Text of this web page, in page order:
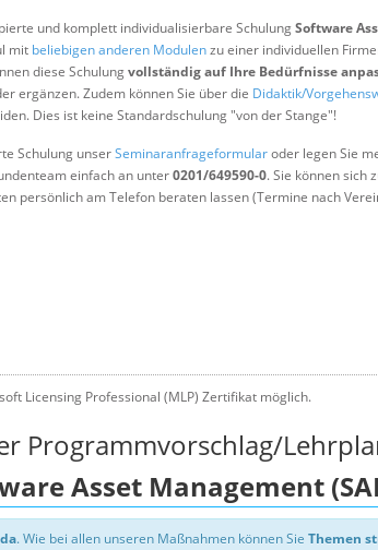
und komplett individualisierbare SchulungSoftware
mit beliebigen anderen Modulenzu einer individuellen
diese Schulungvollständig auf Ihre Bedürfnisse
ergänzen. Zudem können Sie über die Didaktik/
Dies ist keine Standardschulung "von der Stange"!
Schulung unserSeminaranfrageformularoder legen Sie
einfach an unter0201/649590-0. Sie können sich
persönlich am Telefon beraten lassen (Termine nach
Licensing Professional (MLP) Zertifikat möglich.
Programmvorschlag/
Asset Management
. Wie bei allen unseren Maßnahmen können Sie Themen